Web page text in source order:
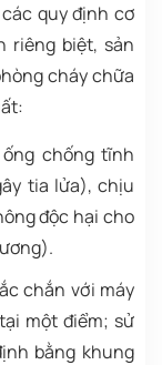
quy định cơ
riêng biệt, sản
cháy chữa
chống tĩnh
tia lửa), chịu
độc hại cho
chắn với máy
một điểm; sử
bằng khung